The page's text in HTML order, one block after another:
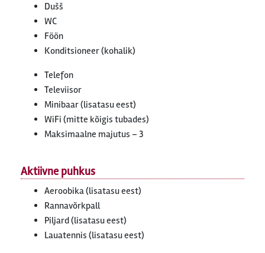
Dušš
WC
Föön
Konditsioneer (kohalik)
Telefon
Televiisor
Minibaar (lisatasu eest)
WiFi (mitte kõigis tubades)
Maksimaalne majutus – 3
Aktiivne puhkus
Aeroobika (lisatasu eest)
Rannavõrkpall
Piljard (lisatasu eest)
Lauatennis (lisatasu eest)